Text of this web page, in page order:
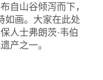
自山谷倾泻而下，
如画。大家在此处
人士弗朗茨·韦伯
产之一。